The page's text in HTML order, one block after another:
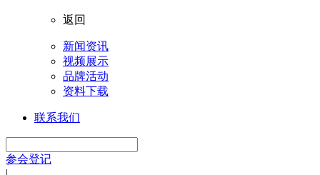
返回
新闻资讯
视频展示
品牌活动
资料下载
联系我们
参会登记